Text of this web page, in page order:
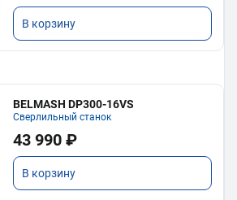
В корзину
BELMASH DP300-16VS
Сверлильный станок
43 990 ₽
В корзину